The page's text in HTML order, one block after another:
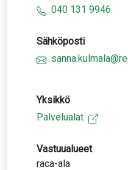
040 131 9946
Sähköposti
Yksikkö
Palvelualat
Vastuualueet
raca-ala